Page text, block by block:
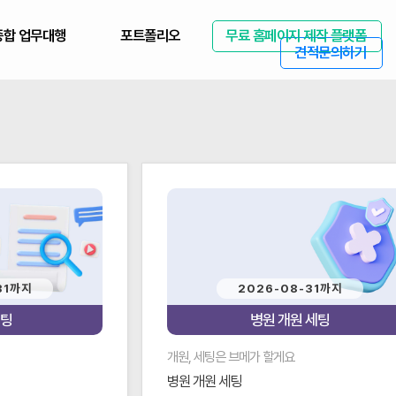
합 업무대행 포트폴리오
무료 홈페이지 제작 플랫폼
견적문의하기
지 2026-08-31까지
병원 개원 세팅
개원, 세팅은 브메가 할게요
병원 개원 세팅